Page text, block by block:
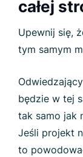
całej
Upewnij się,
tym samym
będzie w tej
tak samo jak
Jeśli projekt
to